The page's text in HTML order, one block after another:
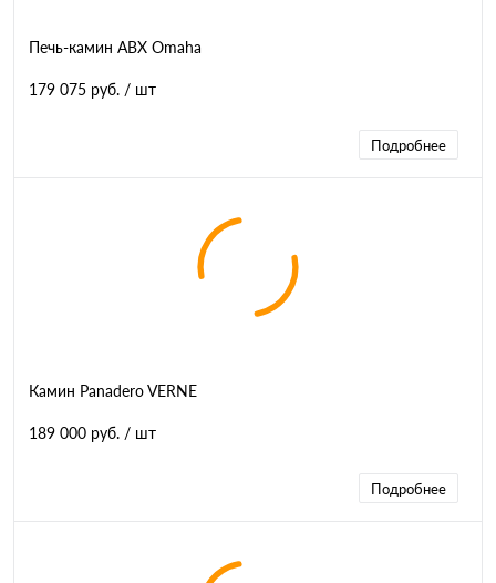
Печь-камин ABX Omaha
179 075 руб. / шт
Подробнее
Камин Panadero VERNE
189 000 руб. / шт
Подробнее